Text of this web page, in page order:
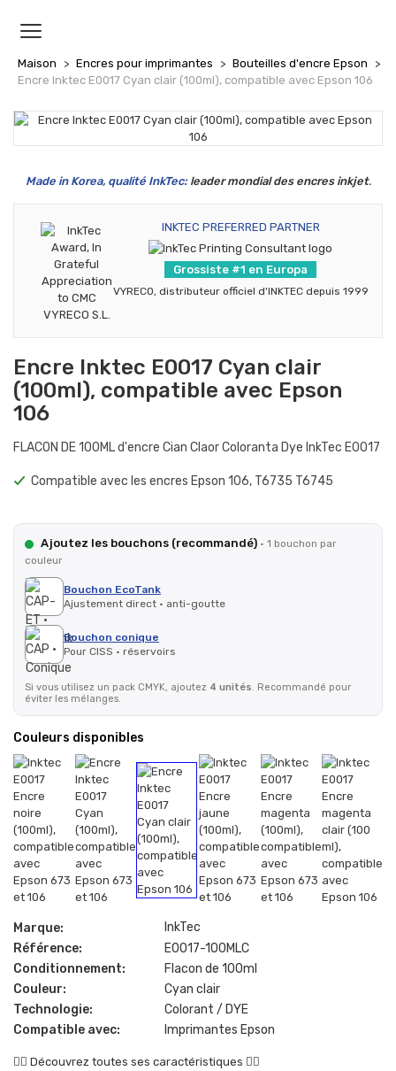
Maison Encres pour imprimantes
Bouteilles d'encre Epson
Encre Inktec E0017 Cyan clair (100ml), compatible avec Epson 106
Made in Korea, qualité InkTec:leader mondial des encres inkjet.
INKTEC PREFERRED PARTNER
Grossiste #1 en Europa
VYRECO, distributeur officiel d'INKTEC depuis 1999
Encre Inktec E0017 Cyan clair
(100ml), compatible avec Epson
106
FLACON DE 100ML d'encre Cian Claor Coloranta Dye InkTec E0017
Compatible avec les encres Epson 106, T6735 T6745
Ajoutez les bouchons (recommandé) · 1 bouchon par
couleur
Bouchon EcoTank
Ajustement direct · anti-goutte
Bouchon conique
Pour CISS · réservoirs
Si vous utilisez un pack CMYK, ajoutez 4 unités. Recommandé pour
éviter les mélanges.
Couleurs disponibles
Marque:
InkTec
Référence:
E0017-100MLC
Conditionnement:
Flacon de 100ml
Couleur:
Cyan clair
Technologie:
Colorant / DYE
Compatible avec:
Imprimantes Epson
👇🏻 Découvrez toutes ses caractéristiques 👇🏻